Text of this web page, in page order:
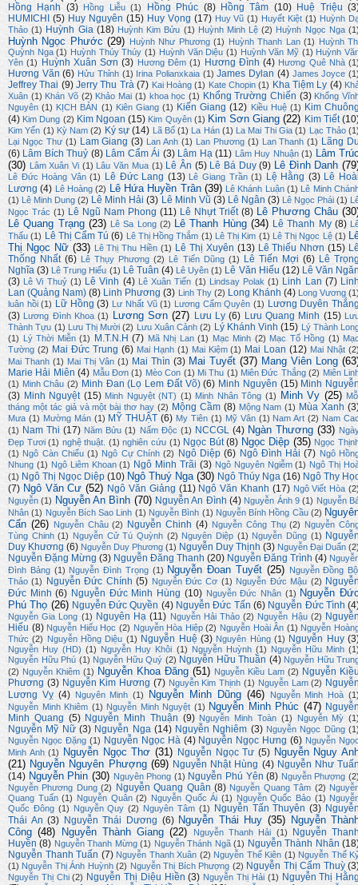
Hồng Hạnh (3) Hồng Liễu (1) Hồng Phúc (8) Hồng Tâm (10) Huệ Triệu
HUMICHI
(5) Huy Nguyên (15) Huy Vọng (17) Huy Vũ (1) Huyết Kiệt (1) Huỳnh
Thảo (1) Huỳnh Gia (18) Huỳnh Kim Bửu (1) Huỳnh Minh Lệ (2) Huỳnh Ngọc Nga
Huỳnh Ngọc Phước (29) Huỳnh Như Phương (1) Huỳnh Thanh Lan (1)
Huỳnh
Quỳnh Nga (1) Huỳnh Thúy Thúy (1) Huỳnh Văn Diệu (1) Huỳnh Văn Mỹ (1) Huỳnh
Yên (1) Huỳnh Xuân Sơn (3) Hương Đêm (1) Hương Đình (4) Hương Quê Nhà
Hương Văn (6) Hửu Thỉnh (1) Irina Polianxkaia (1) James Dylan (4) James Joyce
Jeffrey Thai (9) Jerry Thu Trà (7) Kai Hoàng (1) Kate Chopin (1) Kha Tiệm Ly (4)
Xuân (1) Khán Võ (2) Khảo Mai (1) khoa học (1) Khổng Trường Chiến (3) Khổng
Nguyên (1) KỊCH BẢN (1) Kiên Giang (1) Kiến Giang (12) Kiều Huệ (1) Kim
(4) Kim Dung (2) Kim Ngoan (15) Kim Quyên (1) Kim Sơn Giang (22) Kim Tiết
Kim Yến (1) Kỳ Nam (2) Ký sự (14) Lã Bố (1) La Hán (1) La Mai Thi Gia (1) Lạc Thảo
Lại Ngọc Thư (1) Lam Giang (3) Lan Anh (1) Lan Phương (1) Lan Thanh (1) Lãng
(6) Lâm Bích Thuỷ (8) Lâm Cẩm Ái (3) Lâm Hạ (11) Lâm Huy Nhuận (1) Lâm
(30) Lâm Xuân Vi (1) Lâu Văn Mua (1) Lê Ân (5) Lê Bá Duy (9) Lê Đình Danh
Lê Đức Hoàng Vân (1) Lê Đức Lang (13) Lê Giang Trần (1) Lệ Hằng (3) Lê
Lương (4) Lê Hoàng (2) Lê Hứa Huyền Trân (39) Lê Khánh Luận (1) Lê Minh
(1) Lê Minh Dung (2) Lê Minh Hải (3) Lê Minh Vũ (3) Lê Ngân (3) Lê Ngọc Phái (1)
Ngọc Trác (1) Lê Ngũ Nam Phong (11) Lê Nhựt Triết (8) Lê Phương Châu
Lê Quang Trạng (23) Lê Sa Long (2) Lê Thanh Hùng (34) Lê Thanh My (8)
Thấu (1) Lê Thị Cẩm Tú (6) Lê Thị Hồng Thắm (1) Lê Thị Kim (1) Lê Thị Ngọc Lệ (1)
Thị Ngọc Nữ (33) Lê Thị Thu Hiền (1) Lê Thị Xuyên (13) Lê Thiếu Nhơn (15)
Thống Nhất (6) Lê Thụy Phương (2) Lê Tiến Dũng (1) Lê Tiến Mợi (6) Lê
Nghĩa (3) Lê Trung Hiếu (1) Lê Tuân (4) Lê Uyên (1) Lê Văn Hiếu (12) Lê Văn
(3) Lê Vi Thuỷ (1) Lê Vinh (4) Lê Xuân Tiến (1) Lindsay Polak (1) Linh Lan (7)
Lan (Quảng Nam) (8) Linh Phương (3) Linh Thy (2) Long Khánh (4) Long Vương
luân hồi (1) Lữ Hồng (3) Lư Nhất Vũ (1) Lương Cẩm Quyên (1) Lương Duyên
(3) Lương Đình Khoa (1) Lương Sơn (27) Lưu Ly (6) Lưu Quang Minh (15)
Thành Tựu (1) Lưu Thị Mười (2) Lưu Xuân Cảnh (2) Lý Khánh Vinh (15) Lý Thành
(1)
Lý Thời Miễn (1) M.T.N.H (7) Mã Nhị Lan (1) Mạc Minh (2) Mạc Tố Hồng (1)
Tường (2) Mai Đức Trung (6) Mai Hạnh (1) Mai Kiệm (1) Mai Loan (12) Mai Nhật
Mai Thanh (1) Mai Thị Vân (1) Mai Thìn (3) Mai Tuyết (37) Mang Viên Long
Marie Hải Miên (4) Mẫu Đơn (1) Mèo Con (1) Mi Thu (1) Miên Đức Thắng (2) Miên
(1) Minh Châu (2) Minh Đan (Lọ Lem Đất Võ) (6) Minh Nguyên (15) Minh
(3) Minh Nguyệt (15) Minh Nguyệt (NT) (1) Minh Nhân Tông (1) Minh Vy (25)
tháng một tác giả và một bài thơ hay (2) Mộng Cầm (8) Mộng Nam (1) Mùa Xanh
Mưa (1) Mường Mán (1) MỸ THUẬT (6) My Tiên (1) Mỹ Vân (1) Nam Art (2) Nam
(1) Nam Thi (17) Năm Bửu (1) Nấm Độc (1) NCCGL (4) Ngàn Thương (33)
Đẹp Tươi (1) nghệ thuật. (1) nghiên cứu (1) Ngọc Bút (8) Ngọc Diệp (35) Ngọc
(1) Ngô Càn Chiểu (1) Ngô Cự Chính (2) Ngô Diệp (6) Ngô Đình Hải (7) Ngô
Nhung (1) Ngô Liêm Khoan (1) Ngô Minh Trãi (3) Ngô Nguyên Ngiễm (1) Ngô Thị
(1) Ngô Thị Ngọc Diệp (10) Ngô Thuý Nga (30) Ngô Thúy Nga (16) Ngô Thy
(7) Ngô Văn Cư (52) Ngô Văn Giảng (11) Ngô Văn Khanh (17) Ngô Viết Hòa
Nguyễn (1) Nguyễn An Bình (70) Nguyễn An Đình (4) Nguyễn Ánh 9 (1) Nguyễn
Nhân (1) Nguyễn Bích Sao Linh (1) Nguyễn Bình (1) Nguyễn Bính Hồng Cầu (2)
Cẩn (26) Nguyễn Châu (2) Nguyễn Chinh (4) Nguyễn Công Thụ (2) Nguyễn
Tùng Chinh (1) Nguyễn Cử Tú Quỳnh (2) Nguyên Diệp (1) Nguyễn Dũng (1)
Duy Khương (6) Nguyễn Duy Phương (1) Nguyễn Duy Thịnh (3) Nguyễn Đại Duẩn
Nguyễn Đặng Mừng (3) Nguyễn Đăng Thanh (20) Nguyễn Đăng Trình (4)
Đình Bảng (1) Nguyễn Đình Trọng (1) Nguyễn Đoan Tuyết (25)
Nguyễn Đồng
Thảo (1) Nguyễn Đức Chính (5) Nguyễn Đức Cơ (1) Nguyễn Đức Mậu (2)
Đức Minh (6) Nguyễn Đức Minh Hùng (10) Nguyễn Đức Nhân (1) Nguyễn
Phú Thọ (26) Nguyễn Đức Quyền (4) Nguyễn Đức Tấn (6) Nguyễn Đức Tình
Nguyễn Gia Long (1) Nguyên Hạ (11) Nguyễn Hải Thảo (2) Nguyễn Hậu (2)
Hiếu (8) Nguyễn Hiếu Học (2) Nguyễn Hòa Hiệp (2) Nguyễn Hoài Ân (1) Nguyễn
Thức (2) Nguyễn Hồng Diệu (1) Nguyễn Huệ (3) Nguyên Hùng (1) Nguyễn Huy
Nguyễn Huy (HD) (1) Nguyễn Huy Khôi (1) Nguyễn Huỳnh (1) Nguyễn Hữu Minh
Nguyễn Hữu Phú (1) Nguyễn Hữu Quý (2) Nguyễn Hữu Thuần (4) Nguyễn Hữu
(2) Nguyễn Khiêm (1) Nguyễn Khoa Đăng (51) Nguyễn Kiều Lam (2) Nguyễn
Phương (3) Nguyễn Kim Hương (7) Nguyễn Kim Thịnh (1) Nguyễn Lam (2)
Lương Vỵ (4) Nguyên Minh (1) Nguyễn Minh Dũng (46) Nguyễn Minh Hoà
Nguyễn Minh Khiêm (1) Nguyễn Minh Nguyệt (1) Nguyễn Minh Phúc (47)
Minh Quang (5) Nguyễn Minh Thuận (9) Nguyễn Minh Toàn (1) Nguyễn Mỳ
Nguyễn Mỹ Nữ (3) Nguyễn Nga (14) Nguyễn Nghiêm (3) Nguyễn Ngọc Dũng
Nguyễn Ngọc Đặng (1) Nguyễn Ngọc Hà (4) Nguyễn Ngọc Hưng (6) Nguyễn
Minh Anh (1) Nguyễn Ngọc Thơ (31) Nguyễn Ngọc Tư (5) Nguyễn Nguy
(21) Nguyễn Nguyên Phượng (69) Nguyễn Nhật Hùng (4) Nguyễn Như
(14) Nguyễn Phin (30) Nguyên Phong (1) Nguyễn Phú Yên (8) Nguyễn Phượng
Nguyễn Phương Dung (2) Nguyễn Quang Quân (8) Nguyễn Quang Tâm (2)
Quang Tuấn (1) Nguyễn Quân (2) Nguyễn Quốc Ái (1) Nguyễn Quốc Bảo (1)
Quốc Đông (1) Nguyễn Quy (2) Nguyên Tâm (1) Nguyễn Tấn Thuyên (3)
Thái An (3) Nguyễn Thái Dương (6) Nguyễn Thái Huy (35)
Nguyễn
Công (48) Nguyễn Thành Giang (22) Nguyễn Thanh Hải (1)
Nguyễn
Huyền (8) Nguyễn Thanh Mừng (1) Nguyễn Thánh Ngã (1) Nguyễn Thành Nhân
Nguyễn Thanh Tuấn (7) Nguyễn Thanh Xuân (2) Nguyễn Thế Kiên (1) Nguyễn Thế
(1) Nguyễn Thị Ánh Huỳnh (2) Nguyễn Thị Bích Phượng (2) Nguyễn Thị Cẩm Thuỳ
Nguyễn Thị Chi (2) Nguyễn Thị Diệu Hiền (3) Nguyễn Thị Hải (1) Nguyễn Thị